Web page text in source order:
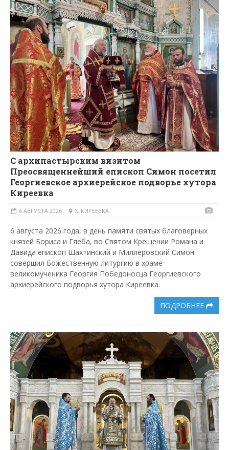
С архипастырским визитом
Преосвященнейший епископ Симон посетил
Георгиевское архиерейское подворье хутора
Киреевка
6 АВГУСТА 2026 Х. КИРЕЕВКА
6 августа 2026 года, в день памяти святых благоверных
князей Бориса и Глеба, во Святом Крещении Романа и
Давида епископ Шахтинский и Миллеровский Симон
совершил Божественную литургию в храме
великомученика Георгия Победоносца Георгиевского
архиерейского подворья хутора Киреевка.
ПОДРОБНЕЕ